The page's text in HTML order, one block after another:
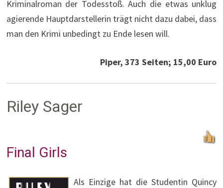
Kriminalroman der Todesstoß. Auch die etwas unklug
agierende Hauptdarstellerin trägt nicht dazu dabei, dass
man den Krimi unbedingt zu Ende lesen will.
Piper, 373 Seiten; 15,00 Euro
Riley Sager
Final Girls
Als Einzige hat die Studentin Quincy